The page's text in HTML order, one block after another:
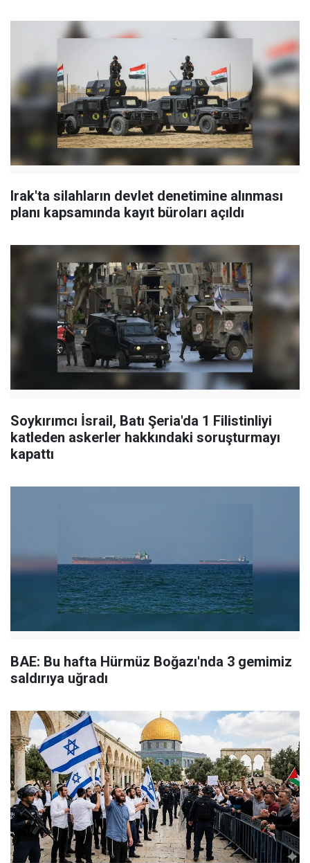
Irak'ta silahların devlet denetimine alınması
planı kapsamında kayıt büroları açıldı
Soykırımcı İsrail, Batı Şeria'da 1 Filistinliyi
katleden askerler hakkındaki soruşturmayı
kapattı
BAE: Bu hafta Hürmüz Boğazı'nda 3 gemimiz
saldırıya uğradı